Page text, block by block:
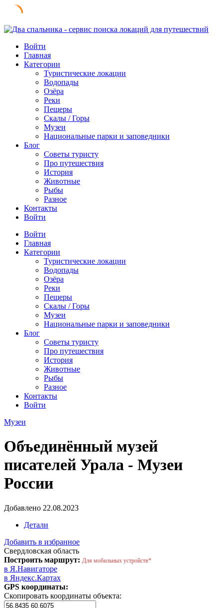
Skip
contentВойти
Главная
Категории
Туристические локации
Водопады
Озёра
Реки
Пещеры
Скалы / Горы
Музеи
Национальные парки и заповедники
Блог
Советы туристу
Про путешествия
История
Животные
Рыбы
Разное
Контакты
Войти
Войти
Главная
Категории
Туристические локации
Водопады
Озёра
Реки
Пещеры
Скалы / Горы
Музеи
Национальные парки и заповедники
Блог
Советы туристу
Про путешествия
История
Животные
Рыбы
Разное
Контакты
Войти
Музеи
Объединённый музей
писателей Урала - Музеи
России
Добавлено 22.08.2023
Детали
Добавить в избранное
Свердловская область
Построить маршрут: Для мобильных устройств*
в Я.Навигаторе
в Яндекс.Картах
GPS координаты:
Скопировать координаты объекта: